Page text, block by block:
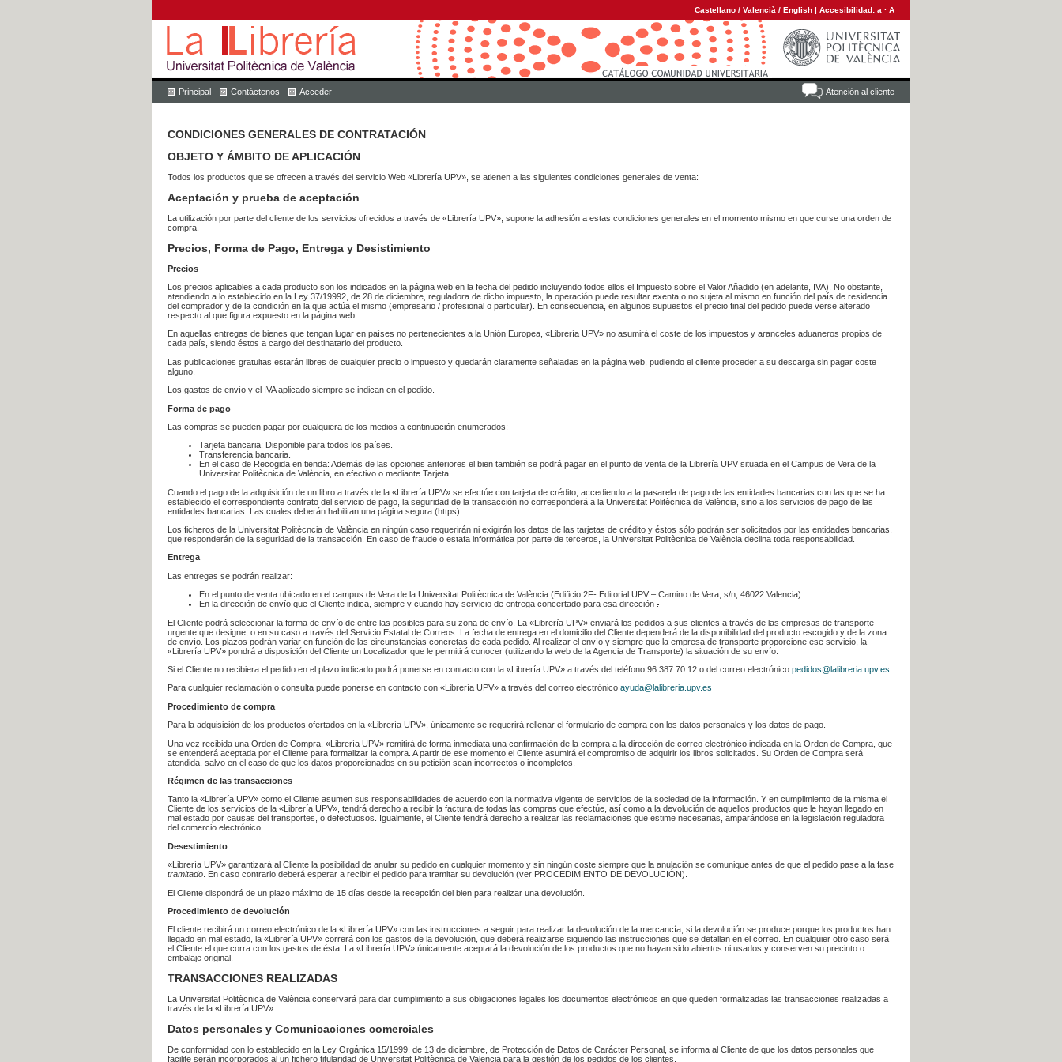
Castellano / Valencià / English | Accesibilidad: a · A
Atención al cliente
Principal Contáctenos Acceder
CONDICIONES GENERALES DE CONTRATACIÓN
OBJETO Y ÁMBITO DE APLICACIÓN
Todos los productos que se ofrecen a través del servicio Web «Librería UPV», se atienen a las siguientes condiciones generales de venta:
Aceptación y prueba de aceptación
La utilización por parte del cliente de los servicios ofrecidos a través de «Librería UPV», supone la adhesión a estas condiciones generales en el momento mismo en que curse una orden de
compra.
Precios, Forma de Pago, Entrega y Desistimiento
Precios
Los precios aplicables a cada producto son los indicados en la página web en la fecha del pedido incluyendo todos ellos el Impuesto sobre el Valor Añadido (en adelante, IVA). No obstante,
atendiendo a lo establecido en la Ley 37/19992, de 28 de diciembre, reguladora de dicho impuesto, la operación puede resultar exenta o no sujeta al mismo en función del país de residencia
del comprador y de la condición en la que actúa el mismo (empresario / profesional o particular). En consecuencia, en algunos supuestos el precio final del pedido puede verse alterado
respecto al que figura expuesto en la página web.
En aquellas entregas de bienes que tengan lugar en países no pertenecientes a la Unión Europea, «Librería UPV» no asumirá el coste de los impuestos y aranceles aduaneros propios de
cada país, siendo éstos a cargo del destinatario del producto.
Las publicaciones gratuitas estarán libres de cualquier precio o impuesto y quedarán claramente señaladas en la página web, pudiendo el cliente proceder a su descarga sin pagar coste
alguno.
Los gastos de envío y el IVA aplicado siempre se indican en el pedido.
Forma de pago
Las compras se pueden pagar por cualquiera de los medios a continuación enumerados:
Tarjeta bancaria: Disponible para todos los países.
Transferencia bancaria.
En el caso de Recogida en tienda: Además de las opciones anteriores el bien también se podrá pagar en el punto de venta de la Librería UPV situada en el Campus de Vera de la
Universitat Politècnica de València, en efectivo o mediante Tarjeta.
Cuando el pago de la adquisición de un libro a través de la «Librería UPV» se efectúe con tarjeta de crédito, accediendo a la pasarela de pago de las entidades bancarias con las que se ha
establecido el correspondiente contrato del servicio de pago, la seguridad de la transacción no corresponderá a la Universitat Politècnica de València, sino a los servicios de pago de las
entidades bancarias. Las cuales deberán habilitan una página segura (https).
Los ficheros de la Universitat Politècncia de València en ningún caso requerirán ni exigirán los datos de las tarjetas de crédito y éstos sólo podrán ser solicitados por las entidades bancarias,
que responderán de la seguridad de la transacción. En caso de fraude o estafa informática por parte de terceros, la Universitat Politècnica de València declina toda responsabilidad.
Entrega
Las entregas se podrán realizar:
En el punto de venta ubicado en el campus de Vera de la Universitat Politècnica de València (Edificio 2F- Editorial UPV – Camino de Vera, s/n, 46022 Valencia)
En la dirección de envío que el Cliente indica, siempre y cuando hay servicio de entrega concertado para esa dirección .
El Cliente podrá seleccionar la forma de envío de entre las posibles para su zona de envío. La «Librería UPV» enviará los pedidos a sus clientes a través de las empresas de transporte
urgente que designe, o en su caso a través del Servicio Estatal de Correos. La fecha de entrega en el domicilio del Cliente dependerá de la disponibilidad del producto escogido y de la zona
de envío. Los plazos podrán variar en función de las circunstancias concretas de cada pedido. Al realizar el envío y siempre que la empresa de transporte proporcione ese servicio, la
«Librería UPV» pondrá a disposición del Cliente un Localizador que le permitirá conocer (utilizando la web de la Agencia de Transporte) la situación de su envío.
Si el Cliente no recibiera el pedido en el plazo indicado podrá ponerse en contacto con la «Librería UPV» a través del teléfono 96 387 70 12 o del correo electrónico pedidos@lalibreria.upv.es
Para cualquier reclamación o consulta puede ponerse en contacto con «Librería UPV» a través del correo electrónico ayuda@lalibreria.upv.es
Procedimiento de compra
Para la adquisición de los productos ofertados en la «Librería UPV», únicamente se requerirá rellenar el formulario de compra con los datos personales y los datos de pago.
Una vez recibida una Orden de Compra, «Librería UPV» remitirá de forma inmediata una confirmación de la compra a la dirección de correo electrónico indicada en la Orden de Compra, que
se entenderá aceptada por el Cliente para formalizar la compra. A partir de ese momento el Cliente asumirá el compromiso de adquirir los libros solicitados. Su Orden de Compra será
atendida, salvo en el caso de que los datos proporcionados en su petición sean incorrectos o incompletos.
Régimen de las transacciones
Tanto la «Librería UPV» como el Cliente asumen sus responsabilidades de acuerdo con la normativa vigente de servicios de la sociedad de la información. Y en cumplimiento de la misma el
Cliente de los servicios de la «Librería UPV», tendrá derecho a recibir la factura de todas las compras que efectúe, así como a la devolución de aquellos productos que le hayan llegado en
mal estado por causas del transportes, o defectuosos. Igualmente, el Cliente tendrá derecho a realizar las reclamaciones que estime necesarias, amparándose en la legislación reguladora
del comercio electrónico.
Desestimiento
«Librería UPV» garantizará al Cliente la posibilidad de anular su pedido en cualquier momento y sin ningún coste siempre que la anulación se comunique antes de que el pedido pase a la fase
tramitado . En caso contrario deberá esperar a recibir el pedido para tramitar su devolución (ver PROCEDIMIENTO DE DEVOLUCIÓN).
El Cliente dispondrá de un plazo máximo de 15 días desde la recepción del bien para realizar una devolución.
Procedimiento de devolución
El cliente recibirá un correo electrónico de la «Librería UPV» con las instrucciones a seguir para realizar la devolución de la mercancía, si la devolución se produce porque los productos han
llegado en mal estado, la «Librería UPV» correrá con los gastos de la devolución, que deberá realizarse siguiendo las instrucciones que se detallan en el correo. En cualquier otro caso será
el Cliente el que corra con los gastos de ésta. La «Librería UPV» únicamente aceptará la devolución de los productos que no hayan sido abiertos ni usados y conserven su precinto o
embalaje original.
TRANSACCIONES REALIZADAS
La Universitat Politècnica de València conservará para dar cumplimiento a sus obligaciones legales los documentos electrónicos en que queden formalizadas las transacciones realizadas a
través de la «Librería UPV».
Datos personales y Comunicaciones comerciales
De conformidad con lo establecido en la Ley Orgánica 15/1999, de 13 de diciembre, de Protección de Datos de Carácter Personal, se informa al Cliente de que los datos personales que
facilite serán incorporados al un fichero titularidad de Universitat Politècnica de Valencia para la gestión de los pedidos de los clientes.